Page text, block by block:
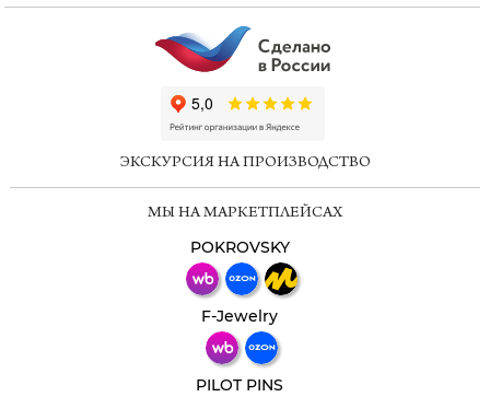
ЭКСКУРСИЯ НА ПРОИЗВОДСТВО
МЫ НА МАРКЕТПЛЕЙСАХ
POKROVSKY
F-Jewelry
PILOT PINS